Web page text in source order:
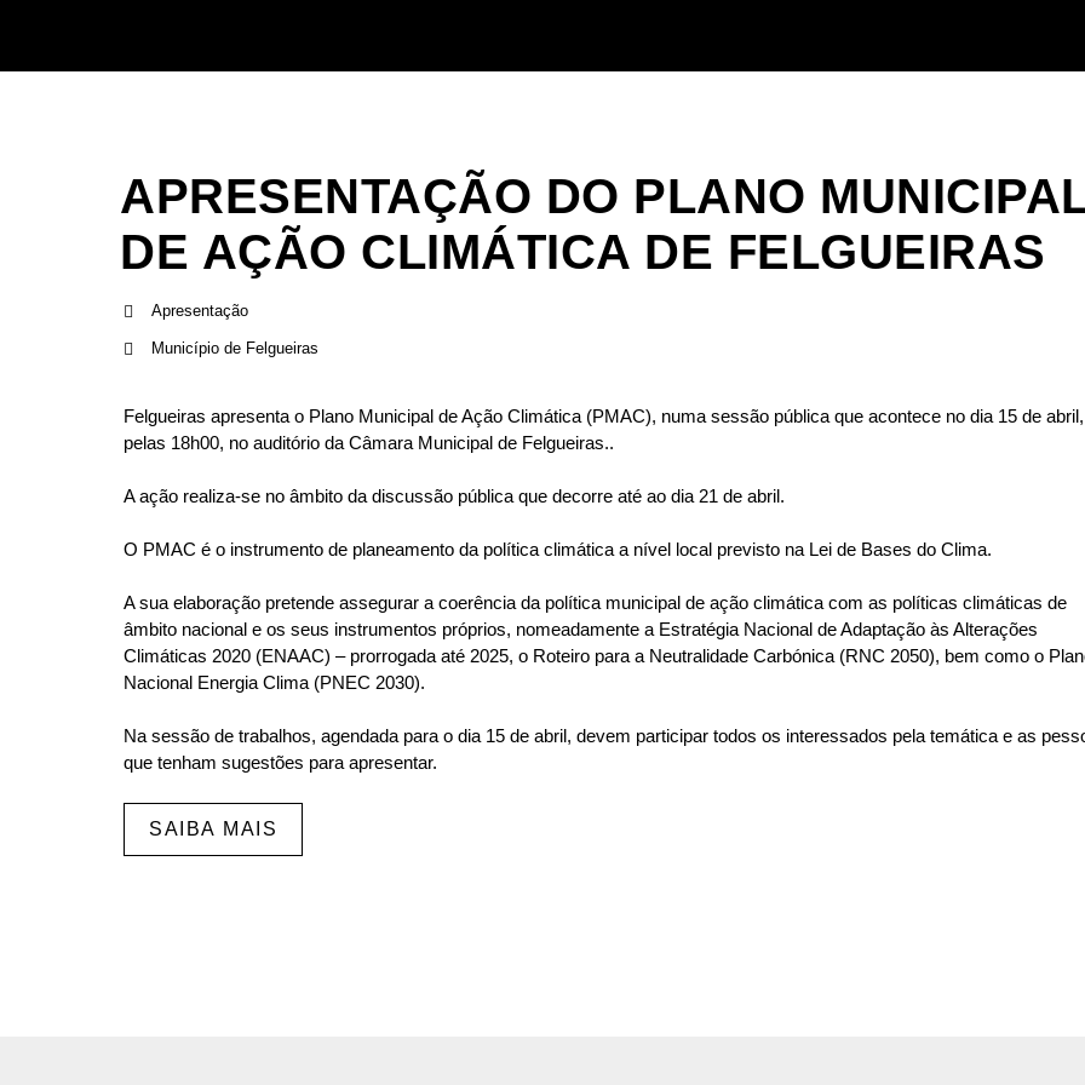
APRESENTAÇÃO DO PLANO
DE AÇÃO CLIMÁTICA DE FELGUEIRAS
Apresentação
Município de Felgueiras
Felgueiras apresenta o Plano Municipal de Ação Climática (PMAC), numa sessão pública que acontece no dia 15 de abril,
pelas 18h00, no auditório da Câmara Municipal de Felgueiras..
A ação realiza-se no âmbito da discussão pública que decorre até ao dia 21 de abril.
O PMAC é o instrumento de planeamento da política climática a nível local previsto na Lei de Bases do Clima.
A sua elaboração pretende assegurar a coerência da política municipal de ação climática com as políticas climáticas de
âmbito nacional e os seus instrumentos próprios, nomeadamente a Estratégia Nacional de Adaptação às Alterações
Climáticas 2020 (ENAAC) – prorrogada até 2025, o Roteiro para a Neutralidade Carbónica (RNC 2050), bem como o
Nacional Energia Clima (PNEC 2030).
Na sessão de trabalhos, agendada para o dia 15 de abril, devem participar todos os interessados pela temática e as
que tenham sugestões para apresentar.
SAIBA MAIS